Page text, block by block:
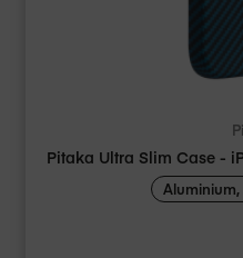
Pitaka Ultra Slim Case -